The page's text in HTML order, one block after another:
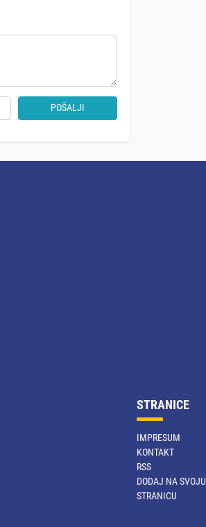
POŠALJI
STRANICE
IMPRESUM
KONTAKT
RSS
DODAJ NA SVOJU
STRANICU